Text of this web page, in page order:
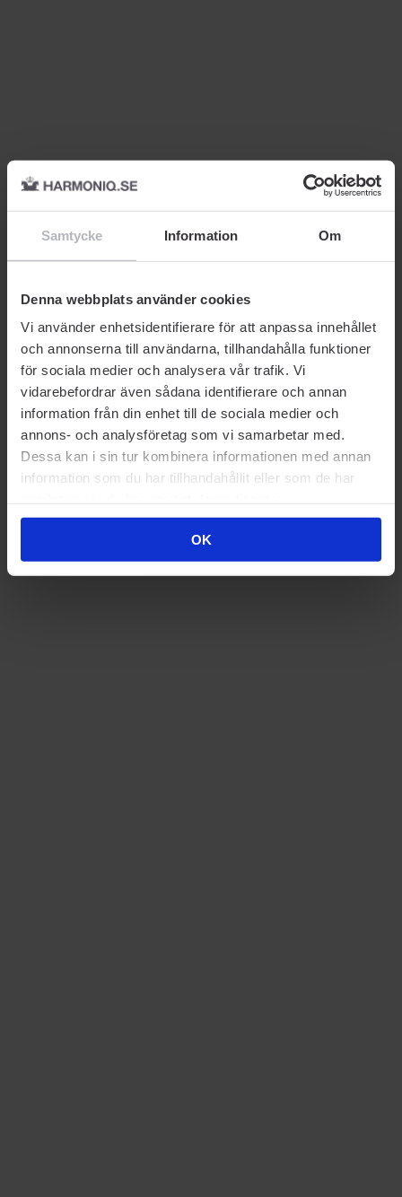
Samtycke Information Om
Denna webbplats använder cookies
Vi använder enhetsidentifierare för att anpassa innehållet
och annonserna till användarna, tillhandahålla funktioner
för sociala medier och analysera vår trafik. Vi
vidarebefordrar även sådana identifierare och annan
information från din enhet till de sociala medier och
annons- och analysföretag som vi samarbetar med.
Dessa kan i sin tur kombinera informationen med annan
information som du har tillhandahållit eller som de har
OK